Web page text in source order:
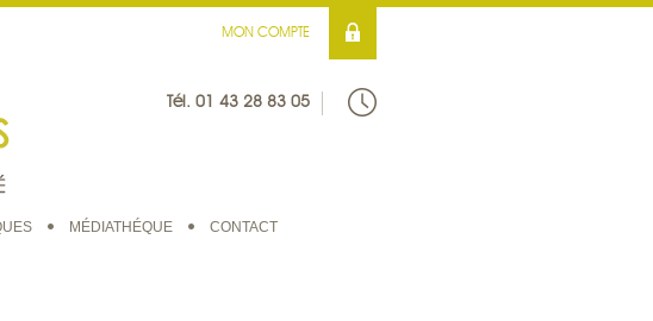
MON COMPTE
Tél. 01 43 28 83 05
MÉDIATHÉQUE CONTACT